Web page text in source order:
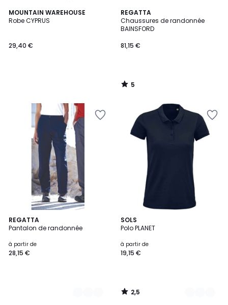
MOUNTAIN WAREHOUSE
Robe CYPRUS
29,40 €
REGATTA
Chaussures de randonnée
BAINSFORD
81,15 €
5
/
5
5
/
REGATTA
Pantalon de randonnée
à partir de
28,15 €
2
Couleurs
SOLS
Polo PLANET
à partir de
19,15 €
2,5
/ 5
5
Couleurs
2,5
/